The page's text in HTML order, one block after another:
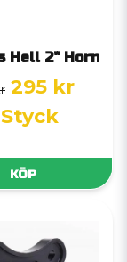
Hell 2" Horn
295 kr
KÖP